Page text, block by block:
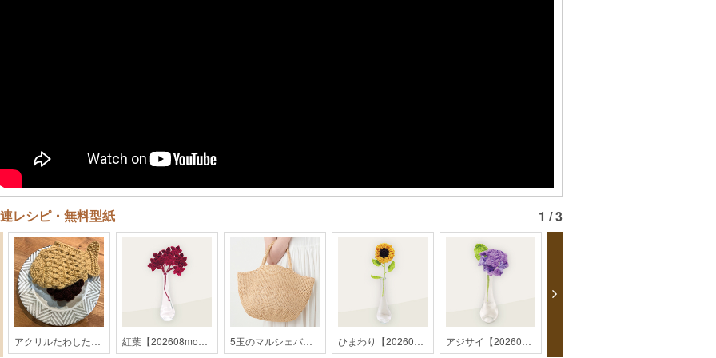
レシピ・無料型紙 1 / 3
アクリルたわしたいやき【202309monthly】 紅葉【202608monthly】 5玉のマルシェバッグ【2019SS】 ひまわり【202607monthly】 アジサイ【202606monthly】